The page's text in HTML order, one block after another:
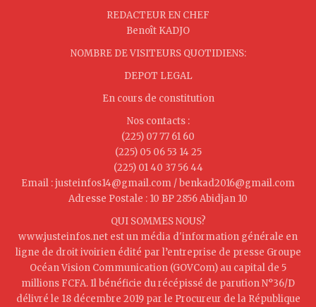
REDACTEUR EN CHEF
Benoît KADJO
NOMBRE DE VISITEURS QUOTIDIENS:
DEPOT LEGAL
En cours de constitution
Nos contacts :
(225) 07 77 61 60
(225) 05 06 53 14 25
(225) 01 40 37 56 44
Email : justeinfos14@gmail.com / benkad2016@gmail.com
Adresse Postale : 10 BP 2856 Abidjan 10
QUI SOMMES NOUS?
www.justeinfos.net est un média d'information générale en
ligne de droit ivoirien édité par l’entreprise de presse Groupe
Océan Vision Communication (GOVCom) au capital de 5
millions FCFA. Il bénéficie du récépissé de parution N°36/D
délivré le 18 décembre 2019 par le Procureur de la République